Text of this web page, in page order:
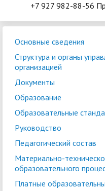
+7 927 982-88-56
Основные сведения
Структура и органы
организацией
Документы
Образование
Образовательные
Руководство
Педагогический состав
Материально-
образовательного
Платные